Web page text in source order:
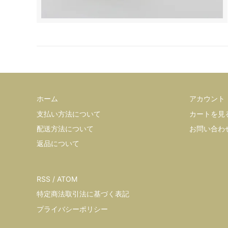
ホーム
支払い方法について
配送方法について
返品について
アカウント
カートを見
お問い合わ
RSS / ATOM
特定商法取引法に基づく表記
プライバシーポリシー